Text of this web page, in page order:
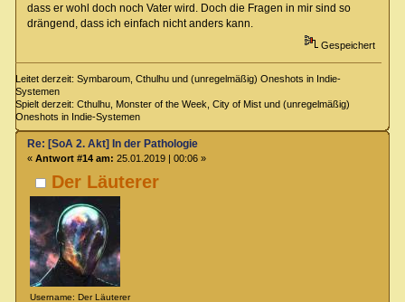
dass er wohl doch noch Vater wird. Doch die Fragen in mir sind so
drängend, dass ich einfach nicht anders kann.
Gespeichert
Leitet derzeit: Symbaroum, Cthulhu und (unregelmäßig) Oneshots in Indie-
Systemen
Spielt derzeit: Cthulhu, Monster of the Week, City of Mist und (unregelmäßig)
Oneshots in Indie-Systemen
Der Läuterer
Username: Der Läuterer
Re: [SoA 2. Akt] In der Pathologie
« Antwort #14 am: 25.01.2019 | 00:06 »